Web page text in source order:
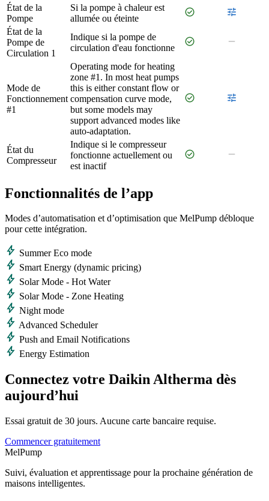
État de la
Pompe
Si la pompe à chaleur est
allumée ou éteinte
check_circle tune
État de la
Pompe de
Circulation 1
Indique si la pompe de
circulation d'eau fonctionne
check_circle remove
Mode de
Fonctionnement
#1
Operating mode for heating
zone #1. In most heat pumps
this is either constant flow or
compensation curve mode,
but some models may
support advanced modes like
auto-adaptation.
check_circle tune
État du
Compresseur
Indique si le compresseur
fonctionne actuellement ou
est inactif
check_circle remove
Fonctionnalités de l’app
Modes d’automatisation et d’optimisation que MelPump débloque
pour cette intégration.
bolt Summer Eco mode
bolt Smart Energy (dynamic pricing)
bolt Solar Mode - Hot Water
bolt Solar Mode - Zone Heating
bolt Night mode
bolt Advanced Scheduler
bolt Push and Email Notifications
bolt Energy Estimation
Connectez votre Daikin Altherma dès
aujourd’hui
Essai gratuit de 30 jours. Aucune carte bancaire requise.
Commencer gratuitement
MelPump
Suivi, évaluation et apprentissage pour la prochaine génération de
maisons intelligentes.